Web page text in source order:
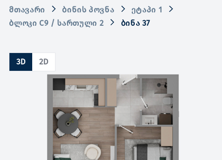
ᲛᲗᲐᲕᲐᲠᲘ ᲑᲘᲜᲘᲡ ᲞᲝᲕᲜᲐ
ᲔᲢᲐᲞᲘ 1
ᲑᲚᲝᲙᲘ C9 / ᲡᲐᲠᲗᲣᲚᲘ 2
ᲑᲘᲜᲐ 37
3D 2D